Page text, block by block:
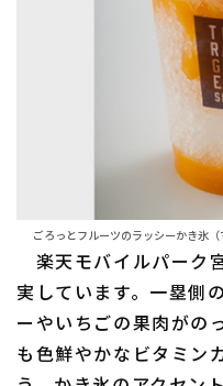
ごろっとフルーツのラッシーかき氷
楽天モバイルパーク
実しています。一塁側
ーやいちごの果肉がの
も色鮮やかなビタミン